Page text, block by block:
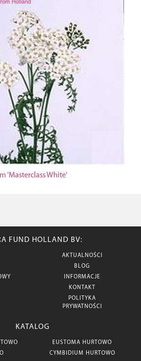
'Masterclass White'
FUND HOLLAND BV:
AKTUALNOŚCI
BLOG
INFORMACJE
KONTAKT
POLITYKA
PRYWATNOŚCI
KATALOG
EUSTOMA HURTOWO
CYMBIDIUM HURTOWO